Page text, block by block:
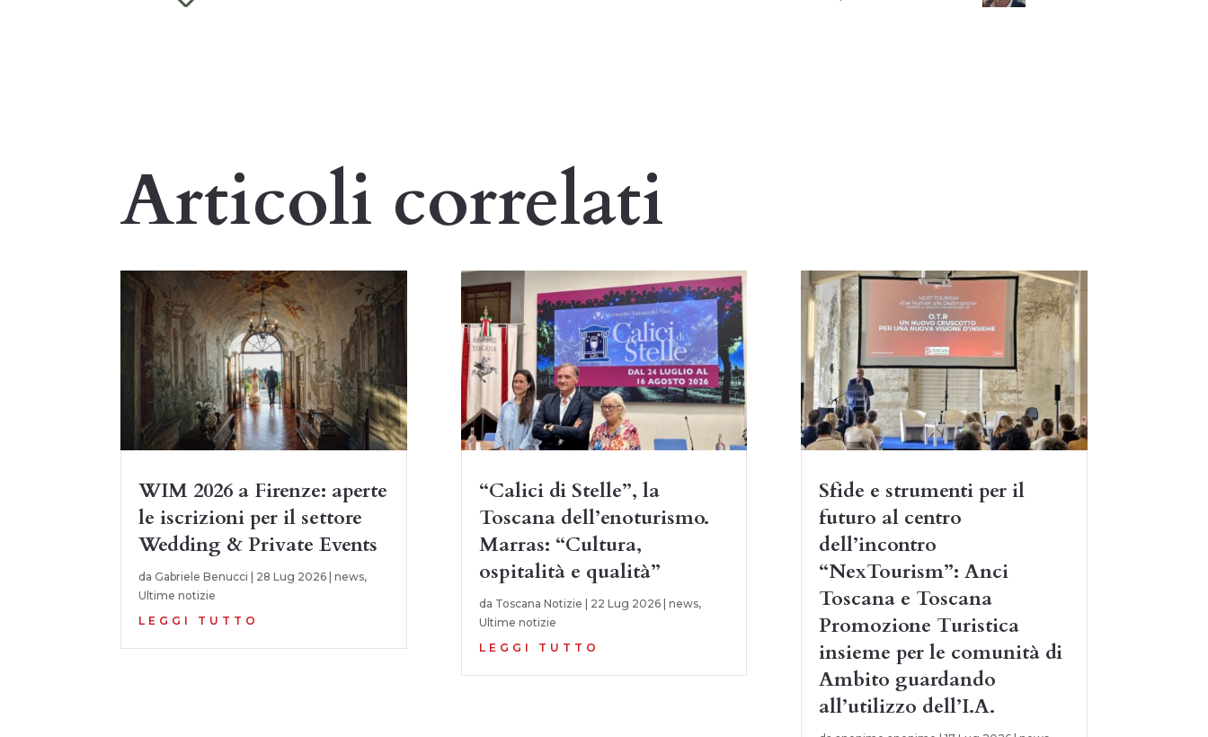
Articoli correlati
WIM 2026 a Firenze: aperte
le iscrizioni per il settore
Wedding & Private Events
da Gabriele Benucci 28 Lug 2026 |news,
Ultime notizie
LEGGI TUTTO
“Calici di Stelle”, la
Toscana dell’enoturismo.
Marras: “Cultura,
ospitalità e qualità”
da Toscana Notizie 22 Lug 2026| news,
Ultime notizie
LEGGI TUTTO
Sfide e strumenti per il
futuro al centro
dell’incontro
“NexTourism”: Anci
Toscana e Toscana
Promozione Turistica
insieme per le comunità di
Ambito guardando
all’utilizzo dell’I.A.